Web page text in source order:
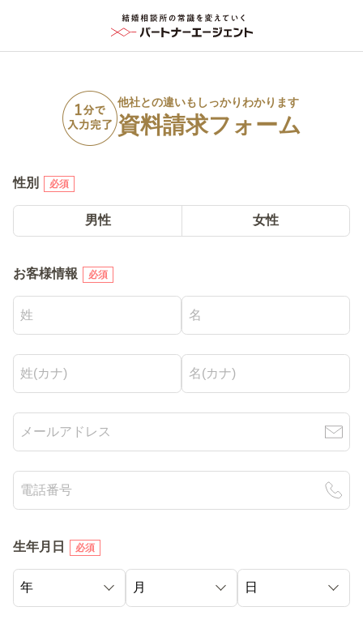
他社との違いもしっかりわかります
資料請求フォーム
性別 必須
男性 女性
お客様情報 必須
生年月日 必須